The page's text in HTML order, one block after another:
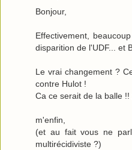
Bonjour,
Effectivement,
disparition de l'UDF... et
Le vrai changement ?
contre Hulot !
Ca ce serait de la balle !!
m'enfin,
(et au fait vous ne
multirécidiviste ?)